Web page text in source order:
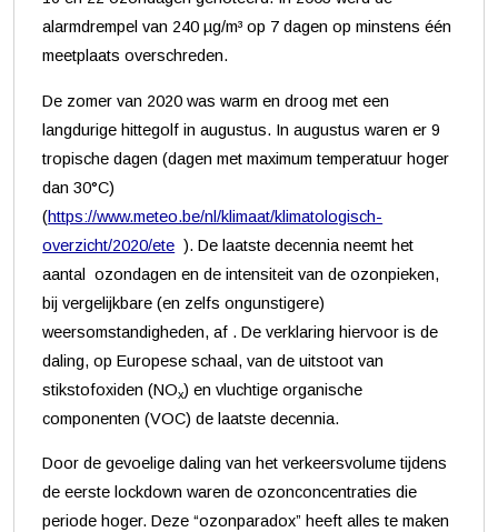
alarmdrempel van 240 µg/m³ op 7 dagen op minstens één
meetplaats overschreden.
De zomer van 2020 was warm en droog met een
langdurige hittegolf in augustus. In augustus waren er 9
tropische dagen (dagen met maximum temperatuur hoger
dan 30°C)
(https://www.meteo.be/nl/klimaat/klimatologisch-
overzicht/2020/ete ). De laatste decennia neemt het
aantal ozondagen en de intensiteit van de ozonpieken,
bij vergelijkbare (en zelfs ongunstigere)
weersomstandigheden, af . De verklaring hiervoor is de
daling, op Europese schaal, van de uitstoot van
stikstofoxiden (NOx) en vluchtige organische
componenten (VOC) de laatste decennia.
Door de gevoelige daling van het verkeersvolume tijdens
de eerste lockdown waren de ozonconcentraties die
periode hoger. Deze “ozonparadox” heeft alles te maken